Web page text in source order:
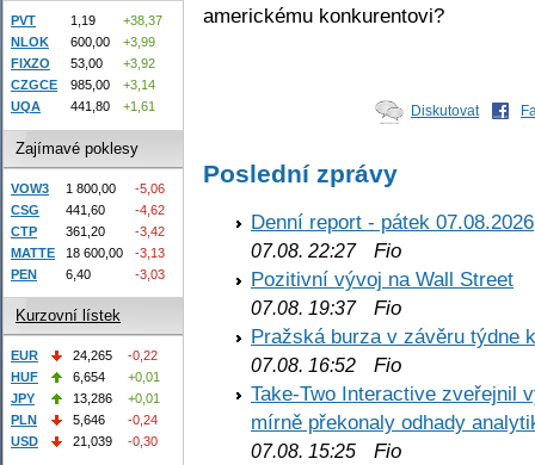
americkému konkurentovi?
Diskutovat
Poslední zprávy
Denní report - pátek 07.08.2026
07.08. 22:27Fio
Pozitivní vývoj na Wall Street
07.08. 19:37Fio
Pražská burza v závěru týdne
07.08. 16:52 Fio
Take-Two Interactive zveřejnil
mírně překonaly odhady
07.08. 15:25 Fio
PVT 1,19
+38,37
NLOK
600,00
+3,99
FIXZO
53,00
+3,92
CZGCE
985,00
+3,14
UQA
441,80 +1,61
Zajímavé poklesy
VOW3 1 800,00
-5,06
CSG
441,60
-4,62
CTP
361,20
-3,42
MATTE
18 600,00
-3,13
PEN
6,40 -3,03
Kurzovní lístek
EUR 24,265
-0,22
HUF
6,654
+0,01
JPY
13,286
+0,01
PLN
5,646
-0,24
USD
21,039 -0,30